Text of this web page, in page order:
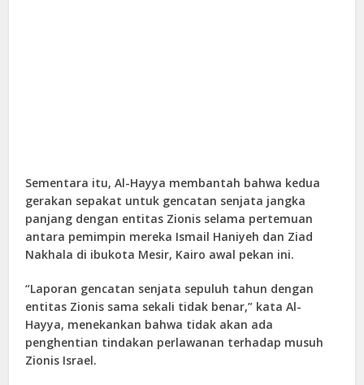
Sementara itu, Al-Hayya membantah bahwa kedua
gerakan sepakat untuk gencatan senjata jangka
panjang dengan entitas Zionis selama pertemuan
antara pemimpin mereka Ismail Haniyeh dan Ziad
Nakhala di ibukota Mesir, Kairo awal pekan ini.
“Laporan gencatan senjata sepuluh tahun dengan
entitas Zionis sama sekali tidak benar,” kata Al-
Hayya, menekankan bahwa tidak akan ada
penghentian tindakan perlawanan terhadap musuh
Zionis Israel.